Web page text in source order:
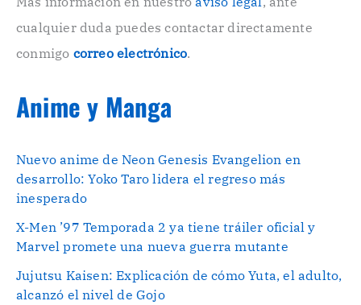
.cualquier duda puedes contactar directamente
conmigo correo electrónico.
Anime y Manga
Nuevo anime de Neon Genesis Evangelion en
desarrollo: Yoko Taro lidera el regreso más
inesperado
X-Men ’97 Temporada 2 ya tiene tráiler oficial y
Marvel promete una nueva guerra mutante
Jujutsu Kaisen: Explicación de cómo Yuta, el adulto,
alcanzó el nivel de Gojo